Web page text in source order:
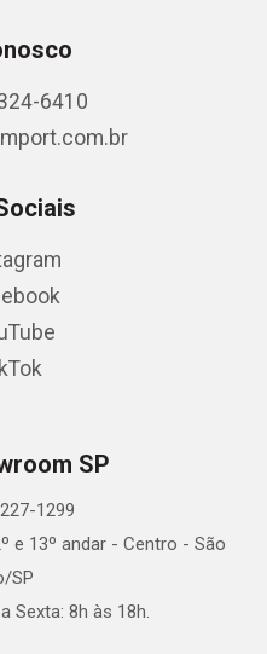
6410
SP
1299
e 13º andar - Centro - São
SP
Sexta: 8h às 18h.